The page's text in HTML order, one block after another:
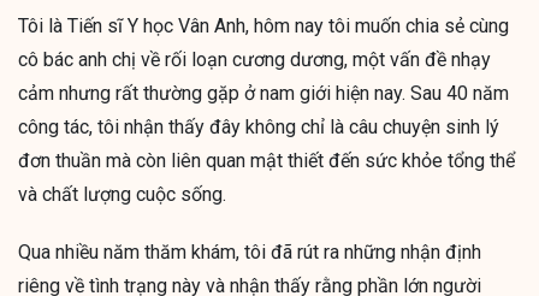
Tôi là Tiến sĩ Y học Vân Anh, hôm nay tôi muốn chia sẻ cùng
cô bác anh chị về rối loạn cương dương, một vấn đề nhạy
cảm nhưng rất thường gặp ở nam giới hiện nay. Sau 40 năm
công tác, tôi nhận thấy đây không chỉ là câu chuyện sinh lý
đơn thuần mà còn liên quan mật thiết đến sức khỏe tổng thể
và chất lượng cuộc sống.
Qua nhiều năm thăm khám, tôi đã rút ra những nhận định
riêng về tình trạng này và nhận thấy rằng phần lớn người